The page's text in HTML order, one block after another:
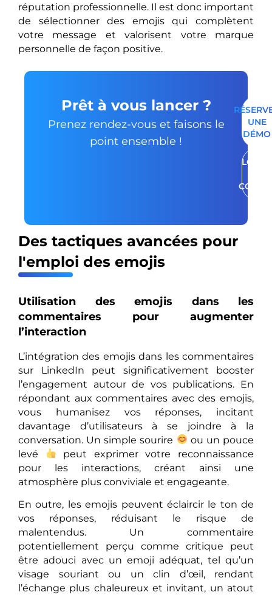
réputation professionnelle. Il est donc important
de sélectionner des emojis qui complètent
votre message et valorisent votre marque
personnelle de façon positive.
Prêt à vous lancer ?
Prenez rendez-vous et faisons le
point ensemble !
UNE
DÉMO
LOUER
Des tactiques avancées pour
l'emploi des emojis
Utilisation des emojis dans les
commentaires pour augmenter
l’interaction
L’intégration des emojis dans les commentaires
sur LinkedIn peut significativement booster
l’engagement autour de vos publications. En
répondant aux commentaires avec des emojis,
vous humanisez vos réponses, incitant
davantage d’utilisateurs à se joindre à la
conversation. Un simple sourire
ou un pouce
levé
peut exprimer votre reconnaissance
pour les interactions, créant ainsi une
atmosphère plus conviviale et engageante.
En outre, les emojis peuvent éclaircir le ton de
vos réponses, réduisant le risque de
malentendus. Un commentaire
potentiellement perçu comme critique peut
être adouci avec un emoji adéquat, tel qu’un
visage souriant ou un clin d’œil, rendant
l’échange plus chaleureux et invitant, un atout